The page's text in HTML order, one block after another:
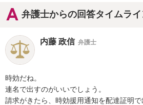
弁護士からの回答タイムラ
内藤 政信 弁護士
時効だね。
連名で出すのがいいでしょう。
請求がきたら、時効援用通知を配達証明で